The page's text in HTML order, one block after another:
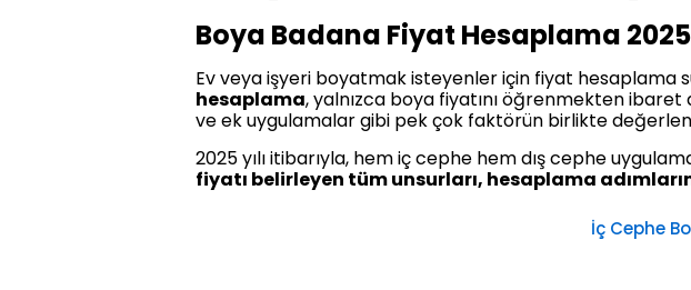
Boya Badana Fiyat Hesaplama
Ev veya işyeri boyatmak isteyenler için fiyat hesaplama
hesaplama, yalnızca boya fiyatını öğrenmekten ibaret
ve ek uygulamalar gibi pek çok faktörün birlikte
2025 yılı itibarıyla, hem iç cephe hem dış cephe
fiyatı belirleyen tüm unsurları, hesaplama
İç Cephe